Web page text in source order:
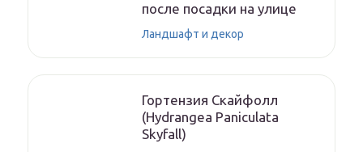
после посадки на улице
Ландшафт и декор
Гортензия Скайфолл
(Hydrangea Paniculata
Skyfall)